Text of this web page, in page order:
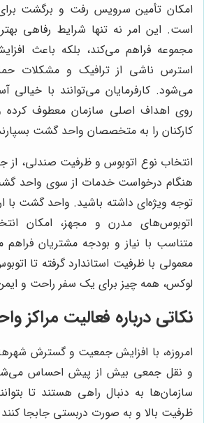
امکان تأمین سرویس رفت و برگشت
است. این امر نه تنها شرایط رفاهی
مجموعه فراهم می‌کند، بلکه باعث
استرس ناشی از ترافیک و مشکلات
می‌شود. کارفرمایان می‌توانند با خیالی
روی اهداف اصلی سازمان معطوف کرده
کارکنان را به متخصصان واحد گشت
انتخاب نوع اتوبوس و ظرفیت صندلی، از
هنگام درخواست خدمات از سوی واحد
توجه ویژه‌ای داشته باشید. واحد گشت با
اتوبوس‌های مدرن و مجهز، امکان
متناسب با نیاز و بودجه مشتریان
لوکس، همه چیز برای یک سفر راحت و
نکاتی درباره فعالیت مراکز
امروزه، با افزایش جمعیت و گسترش
و نقل جمعی بیش از پیش احساس
سازمان‌ها به دنبال راهی هستند تا
ظرفیت بالا و به صورت دربستی جابجا